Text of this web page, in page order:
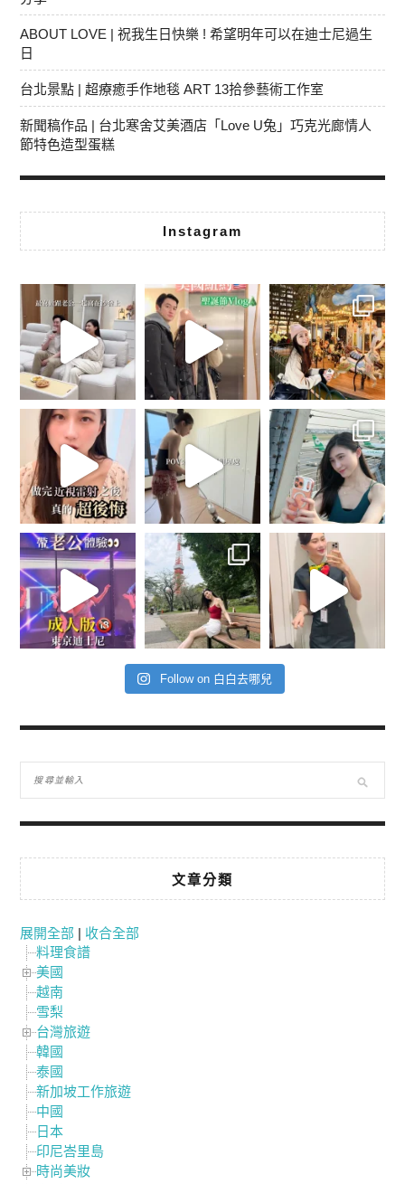
ABOUT LOVE | 祝我生日快樂 ! 希望明年可以在迪士尼過生
日
台北景點 | 超療癒手作地毯 ART 13拾參藝術工作室
新聞稿作品 | 台北寒舍艾美酒店「Love U兔」巧克光廊情人
節特色造型蛋糕
Instagram
Follow on 白白去哪兒
文章分類
展開全部 | 收合全部
料理食譜
美國
越南
雪梨
台灣旅遊
韓國
泰國
新加坡工作旅遊
中國
日本
印尼峇里島
時尚美妝